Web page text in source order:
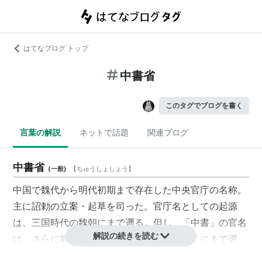
はてなブログ トップ
中書省
このタグでブログを書く
言葉の解説 ネットで話題 関連ブログ
中書省 (一般) 【ちゅうしょしょう 】
中国で魏代から明代初期まで存在した中央官庁の名称。
主に詔勅の立案・起草を司った。官庁名としての起源
は、三国時代の魏朝にまで遡る。但し、「中書」の官名
は、さらに前漢の武帝の時代の「中書謁者」にまで遡
解説の続きを読む